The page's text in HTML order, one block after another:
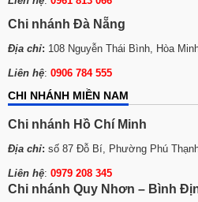
Chi nhánh Đà Nẵng
Địa chỉ: 108 Nguyễn Thái Bình, Hòa
Liên hệ: 0906 784 555
CHI NHÁNH MIỀN NAM
Chi nhánh Hồ Chí Minh
Địa chỉ: số 87 Đỗ Bí, Phường Phú
Liên hệ: 0979 208 345
Chi nhánh Quy Nhơn – Bình